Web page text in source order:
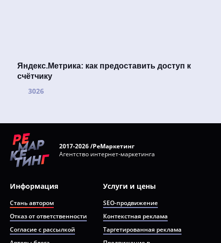
Яндекс.Метрика: как предоставить доступ к
счётчику
3026
2017-2026 /РеМаркетинг
Агентство интернет-маркетинга
Информация
Стань автором
Отказ от ответственности
Согласие с рассылкой
Услуги и цены
SEO-продвижение
Контекстная реклама
Таргетированная реклама